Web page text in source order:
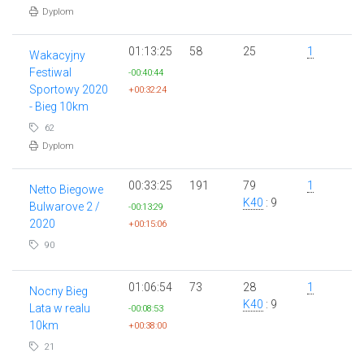
Dyplom
Wakacyjny
Festiwal
Sportowy 2020
- Bieg 10km
62
Dyplom
01:13:25
-00:40:44
+00:32:24
58 25 1
Netto Biegowe
Bulwarove 2 /
2020
90
00:33:25
-00:13:29
+00:15:06
191
79
K40 : 9
1
Nocny Bieg
Lata w realu
10km
21
01:06:54
-00:08:53
+00:38:00
73
28
K40 : 9
1